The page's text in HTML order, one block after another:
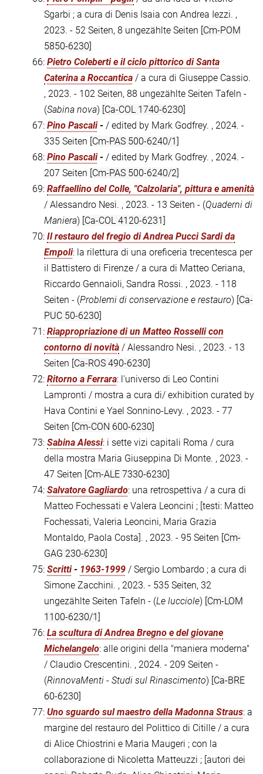
Sgarbi ; a cura di Denis Isaia con Andrea Iezzi. ,
2023. - 52 Seiten, 8 ungezählte Seiten [Cm-POM
5850-6230]
66: Pietro Coleberti e il ciclo pittorico di Santa
Caterina a Roccantica / a cura di Giuseppe Cassio.
, 2023. - 102 Seiten, 88 ungezählte Seiten Tafeln -
(Sabina nova) [Ca-COL 1740-6230]
67: Pino Pascali- / edited by Mark Godfrey. , 2024. -
335 Seiten [Cm-PAS 500-6240/1]
68: Pino Pascali- / edited by Mark Godfrey. , 2024. -
207 Seiten [Cm-PAS 500-6240/2]
69: Raffaellino del Colle, "Calzolaria", pittura e amenità
/ Alessandro Nesi. , 2023. - 13 Seiten - (Quaderni di
Maniera) [Ca-COL 4120-6231]
70: Il restauro del fregio di Andrea Pucci Sardi da
Empoli: la rilettura di una oreficeria trecentesca per
il Battistero di Firenze / a cura di Matteo Ceriana,
Riccardo Gennaioli, Sandra Rossi. , 2023. - 118
Seiten - (Problemi di conservazione e restauro) [Ca-
PUC 50-6230]
71: Riappropriazione di un Matteo Rosselli con
contorno di novità / Alessandro Nesi. , 2023. - 13
Seiten [Ca-ROS 490-6230]
72: Ritorno a Ferrara: l'universo di Leo Contini
Lampronti / mostra a cura di/ exhibition curated by
Hava Contini e Yael Sonnino-Levy. , 2023. - 77
Seiten [Cm-CON 600-6230]
73: Sabina Alessi: i sette vizi capitali Roma / cura
della mostra Maria Giuseppina Di Monte. , 2023. -
47 Seiten [Cm-ALE 7330-6230]
74: Salvatore Gagliardo: una retrospettiva / a cura di
Matteo Fochessati e Valera Leoncini ; [testi: Matteo
Fochessati, Valeria Leoncini, Maria Grazia
Montaldo, Paola Costa]. , 2023. - 95 Seiten [Cm-
GAG 230-6230]
75: Scritti- 1963-1999 / Sergio Lombardo ; a cura di
Simone Zacchini. , 2023. - 535 Seiten, 32
ungezählte Seiten Tafeln - (Le lucciole) [Cm-LOM
1100-6230/1]
76: La scultura di Andrea Bregno e del giovane
Michelangelo: alle origini della "maniera moderna"
/ Claudio Crescentini. , 2024. - 209 Seiten -
(RinnovaMenti - Studi sul Rinascimento) [Ca-BRE
60-6230]
77: Uno sguardo sul maestro della Madonna Straus: a
margine del restauro del Polittico di Citille / a cura
di Alice Chiostrini e Maria Maugeri ; con la
collaborazione di Nicoletta Matteuzzi ; [autori dei